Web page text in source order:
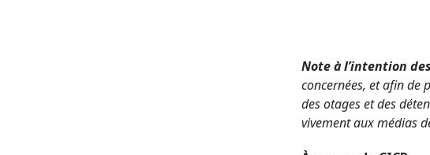
Note à l’intention
concernées, et afin de
des otages et des
vivement aux médias